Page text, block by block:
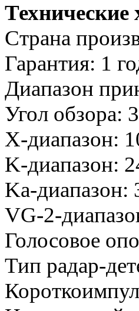
Технические
Страна
Гарантия: 1
Диапазон
Угол обзора:
X-диапазон:
K-диапазон:
Ka-
VG-2-
Голосовое
Тип радар-